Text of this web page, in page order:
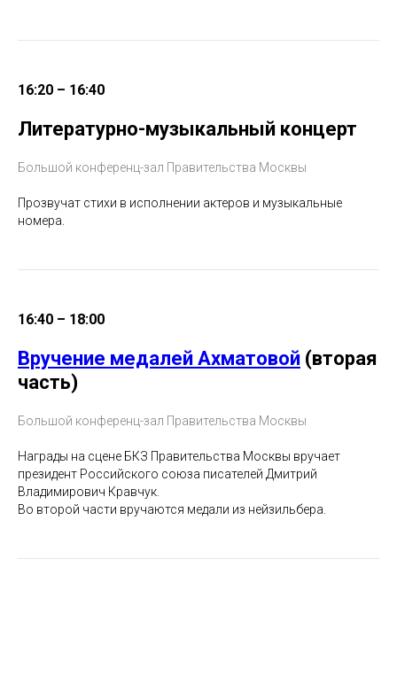
16:20 – 16:40
Литературно-музыкальный концерт
Большой конференц-зал Правительства Москвы
Прозвучат стихи в исполнении актеров и музыкальные
номера.
16:40 – 18:00
Вручение медалей Ахматовой (вторая
часть)
Большой конференц-зал Правительства Москвы
Награды на сцене БКЗ Правительства Москвы вручает
президент Российского союза писателей Дмитрий
Владимирович Кравчук.
Во второй части вручаются медали из нейзильбера.